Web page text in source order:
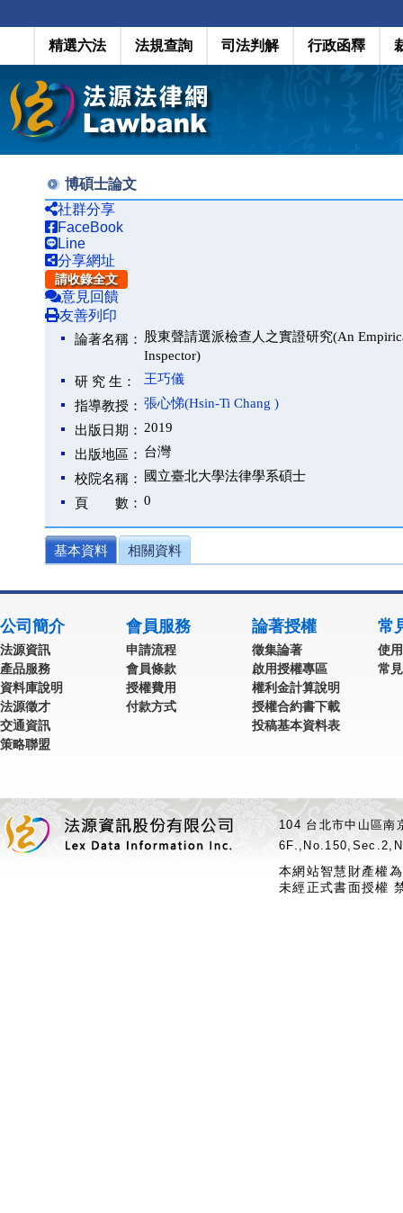
精選六法 法規查詢 司法判解 行政函釋
博碩士論文
社群分享
FaceBook
Line
分享網址
請收錄全文
意見回饋
友善列印
論著名稱： 股東聲請選派檢查人之實證研究(An
Inspector)
研 究 生：
王巧儀
指導教授： 張心悌(Hsin-Ti Chang )
出版日期： 2019
出版地區： 台灣
校院名稱：
國立臺北大學法律學系碩士
頁 數： 0
基本資料 相關資料
公司簡介
法源資訊
產品服務
資料庫說明
法源徵才
交通資訊
策略聯盟
會員服務
申請流程
會員條款
授權費用
付款方式
論著授權
徵集論著
啟用授權專區
權利金計算說明
授權合約書下載
投稿基本資料表
常
使
常
104 台北市中山區
本網站智慧財產權
未經正式書面授權